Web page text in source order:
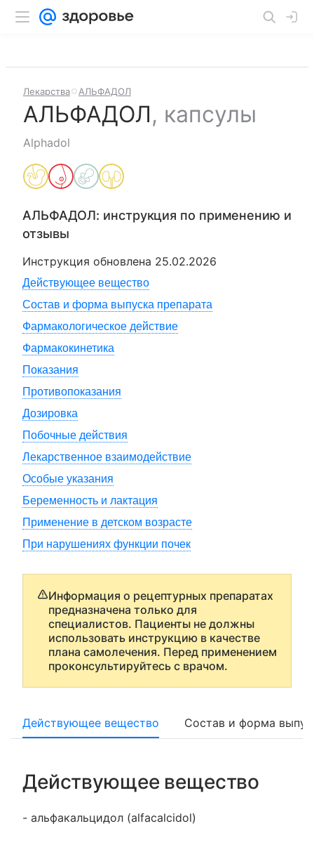
Лекарства АЛЬФАДОЛ
АЛЬФАДОЛ, капсулы
Alphadol
АЛЬФАДОЛ: инструкция по применению и
отзывы
Инструкция обновлена 25.02.2026
Действующее вещество
Состав и форма выпуска препарата
Фармакологическое действие
Фармакокинетика
Показания
Противопоказания
Дозировка
Побочные действия
Лекарственное взаимодействие
Особые указания
Беременность и лактация
Применение в детском возрасте
При нарушениях функции почек
Информация о рецептурных препаратах
предназначена только для
специалистов. Пациенты не должны
использовать инструкцию в качестве
плана самолечения. Перед применением
проконсультируйтесь с врачом.
Действующее вещество Состав и форма
Действующее вещество
- альфакальцидол (alfacalcidol)